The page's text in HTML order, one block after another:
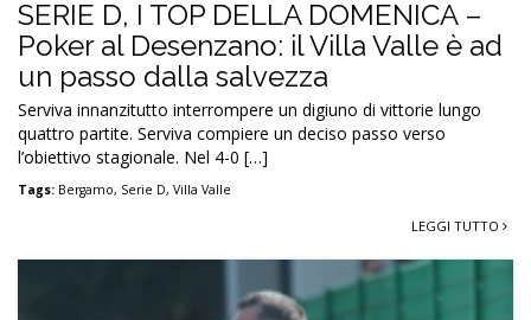
SERIE D, I TOP DELLA DOMENICA –
Poker al Desenzano: il Villa Valle è ad
un passo dalla salvezza
Serviva innanzitutto interrompere un digiuno di vittorie lungo
quattro partite. Serviva compiere un deciso passo verso
l’obiettivo stagionale. Nel 4-0 […]
Tags: Bergamo, Serie D, Villa Valle
LEGGI TUTTO